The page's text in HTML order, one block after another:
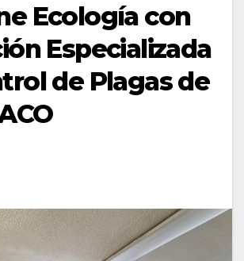
Ecología con
Especializada
de Plagas de